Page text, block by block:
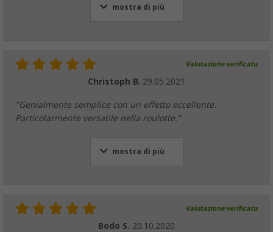
mostra di più
Valutazione verificata
Christoph B. 29.05.2021
"Genialmente semplice con un effetto eccellente.
Particolarmente versatile nella roulotte."
mostra di più
Valutazione verificata
Bodo S. 20.10.2020